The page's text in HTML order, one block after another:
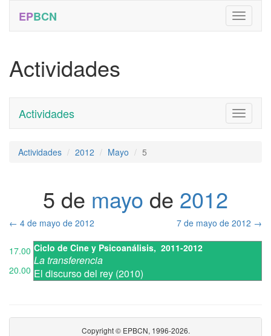
EPBCN
Actividades
Toggle
Actividades
Actividades 2012 Mayo 5
5 de mayo de 2012
← 4 de mayo de 2012 7 de mayo de 2012 →
17.00 Ciclo de Cine y Psicoanálisis, 2011-2012
La transferencia
El discurso del rey (2010)
20.00
Copyright © EPBCN, 1996-2026.